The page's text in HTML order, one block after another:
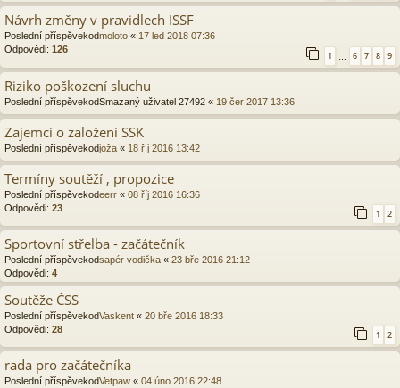
Návrh změny v pravidlech ISSF
Poslední příspěvekodmoloto « 17 led 2018 07:36
Odpovědi: 126
1 6 7 8 9
Riziko poškození sluchu
Poslední příspěvekodSmazaný uživatel 27492 « 19 čer 2017 13:36
Zajemci o založeni SSK
Poslední příspěvekodjoža « 18 říj 2016 13:42
Termíny soutěží , propozice
Poslední příspěvekodeerr « 08 říj 2016 16:36
Odpovědi: 23
1 2
Sportovní střelba - začátečník
Poslední příspěvekodsapér vodička « 23 bře 2016 21:12
Odpovědi: 4
Soutěže ČSS
Poslední příspěvekodVaskent « 20 bře 2016 18:33
Odpovědi: 28
1 2
rada pro začátečníka
Poslední příspěvekodVetpaw « 04 úno 2016 22:48